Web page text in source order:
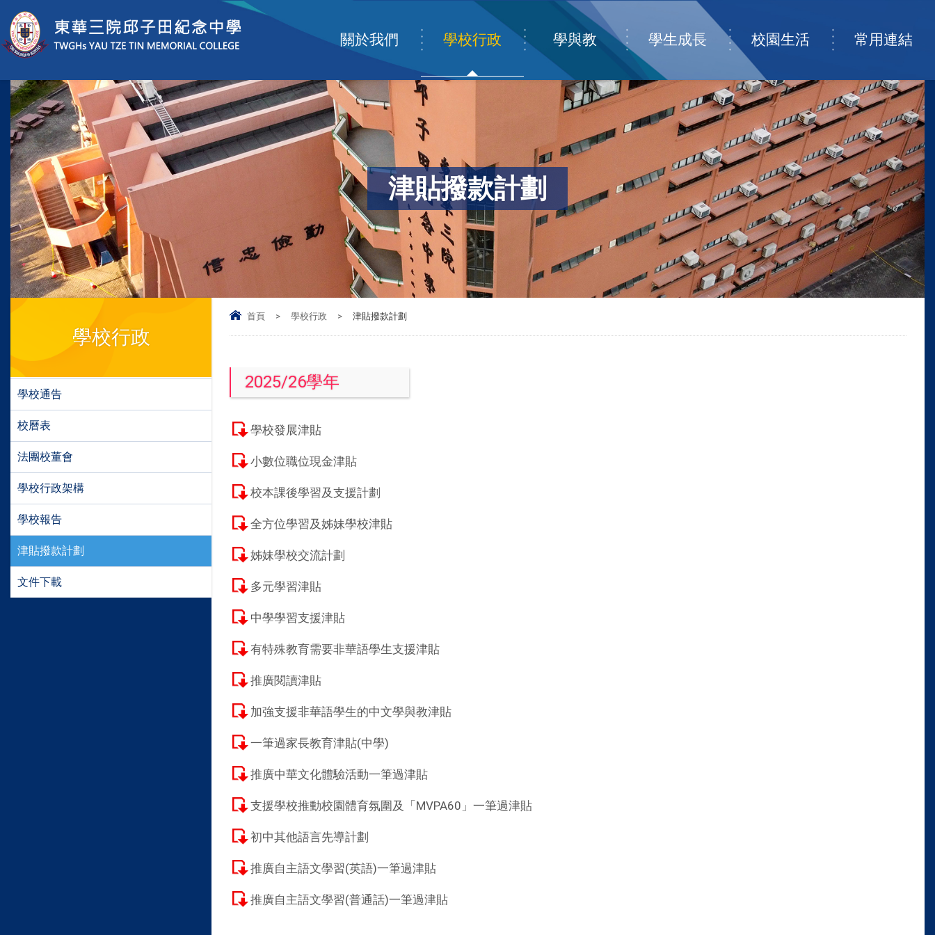
關於我們 學校行政 學與教 學生成長 校園生活 常用連結
津貼撥款計劃
首頁 > 學校行政 > 津貼撥款計劃
2025/26學年
學校發展津貼
小數位職位現金津貼
校本課後學習及支援計劃
全方位學習及姊妹學校津貼
姊妹學校交流計劃
多元學習津貼
中學學習支援津貼
有特殊教育需要非華語學生支援津貼
推廣閱讀津貼
加強支援非華語學生的中文學與教津貼
一筆過家長教育津貼(中學)
推廣中華文化體驗活動一筆過津貼
支援學校推動校園體育氛圍及「MVPA60」一筆過津貼
初中其他語言先導計劃
推廣自主語文學習(英語)一筆過津貼
推廣自主語文學習(普通話)一筆過津貼
學校行政
學校通告
校曆表
法團校董會
學校行政架構
學校報告
津貼撥款計劃
文件下載